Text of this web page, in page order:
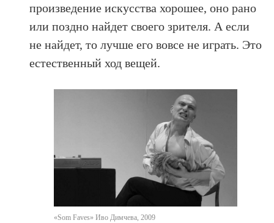
произведение искусства хорошее, оно рано
или поздно найдет своего зрителя. А если
не найдет, то лучше его вовсе не играть. Это
естественный ход вещей.
«Som Faves» Иво Димчева, 2009